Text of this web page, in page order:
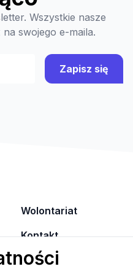
Wszystkie nasze
swojego e-maila.
Zapisz się
Wolontariat
Kontakt
Facebook